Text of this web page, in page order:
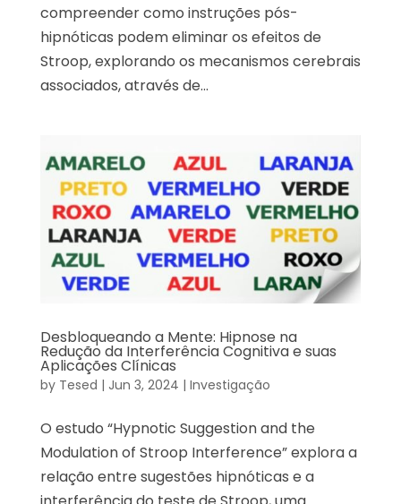
compreender como instruções pós-
hipnóticas podem eliminar os efeitos de
Stroop, explorando os mecanismos cerebrais
associados, através de...
Desbloqueando a Mente: Hipnose na
Redução da Interferência Cognitiva e suas
Aplicações Clínicas
by Tesed | Jun 3, 2024 | Investigação
O estudo “Hypnotic Suggestion and the
Modulation of Stroop Interference” explora a
relação entre sugestões hipnóticas e a